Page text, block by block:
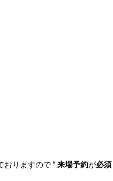
おりますので “ 来場予約が必須